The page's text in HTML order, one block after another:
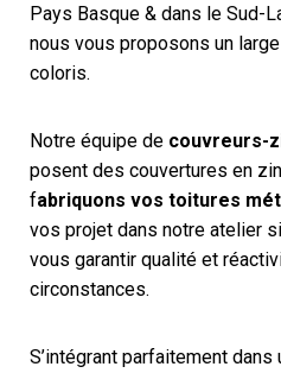
Pays Basque & dans le Sud-
nous vous proposons un
coloris.
Notre équipe de couvreurs-
posent des couvertures en
fabriquons vos toitures
vos projet dans notre atelier
vous garantir qualité et
circonstances.
S’intégrant parfaitement